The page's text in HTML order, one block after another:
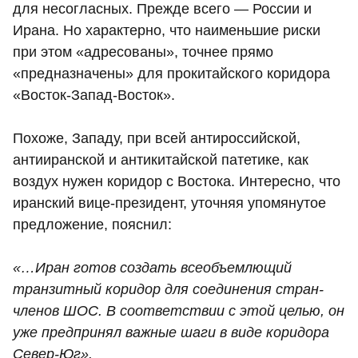
для несогласных. Прежде всего — России и
Ирана. Но характерно, что наименьшие риски
при этом «адресованы», точнее прямо
«предназначены» для прокитайского коридора
«Восток-Запад-Восток».
Похоже, Западу, при всей антироссийской,
антииранской и антикитайской патетике, как
воздух нужен коридор с Востока. Интересно, что
иранский вице-президент, уточняя упомянутое
предложение, пояснил:
«…Иран готов создать всеобъемлющий
транзитный коридор для соединения стран-
членов ШОС. В соответствии с этой целью, он
уже предпринял важные шаги в виде коридора
Север-Юг».